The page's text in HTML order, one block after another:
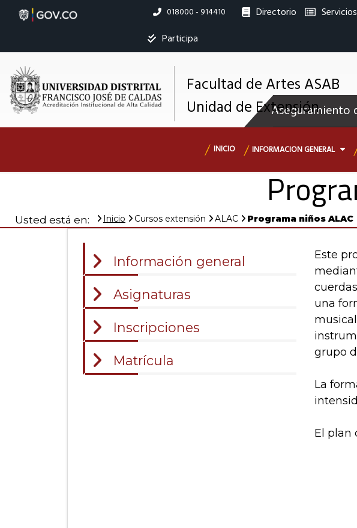
Linea
018000 - 914410 Directorio Servicios
Participa
Facultad de Artes ASAB
Unidad de Extensión
Menú
Aseguramiento
principal
INICIO INFORMACION GENERAL
Usted está en: Inicio Cursos extensión ALAC Programa niños ALAC
Información general
Asignaturas
Inscripciones
Matrícula
Este
una
grupo
La
El plan